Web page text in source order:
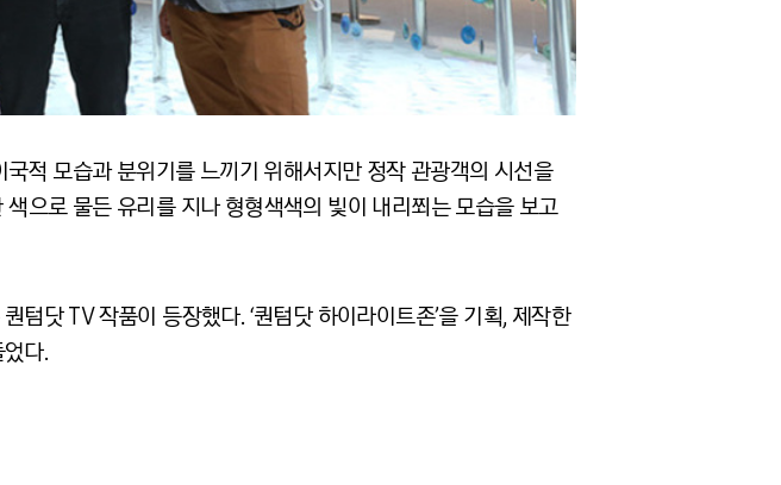
적 모습과 분위기를 느끼기 위해서지만 정작 관광객의 시선을
으로 물든 유리를 지나 형형색색의 빛이 내리쬐는 모습을 보고
닷 TV 작품이 등장했다. ‘퀀텀닷 하이라이트존’을 기획, 제작한
다.